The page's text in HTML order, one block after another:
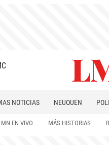
NOTICIAS NEUQUÉN
EN VIVO MÁS HISTORIAS